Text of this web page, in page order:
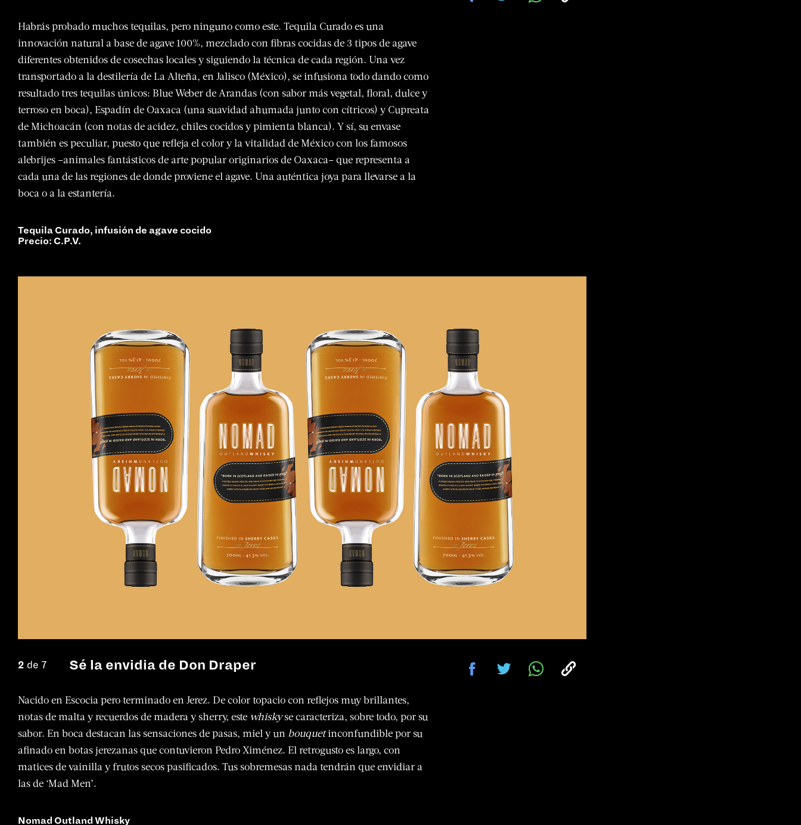
Habrás probado muchos tequilas, pero ninguno como este. Tequila Curado es una
innovación natural a base de agave 100%, mezclado con fibras cocidas de 3 tipos de agave
diferentes obtenidos de cosechas locales y siguiendo la técnica de cada región. Una vez
transportado a la destilería de La Alteña, en Jalisco (México), se infusiona todo dando como
resultado tres tequilas únicos: Blue Weber de Arandas (con sabor más vegetal, floral, dulce y
terroso en boca), Espadín de Oaxaca (una suavidad ahumada junto con cítricos) y Cupreata
de Michoacán (con notas de acidez, chiles cocidos y pimienta blanca). Y sí, su envase
también es peculiar, puesto que refleja el color y la vitalidad de México con los famosos
alebrijes –animales fantásticos de arte popular originarios de Oaxaca– que representa a
cada una de las regiones de donde proviene el agave. Una auténtica joya para llevarse a la
boca o a la estantería.
Tequila Curado, infusión de agave cocido
Precio: C.P.V.
2 de 7 Sé la envidia de Don Draper
Nacido en Escocia pero terminado en Jerez. De color topacio con reflejos muy brillantes,
notas de malta y recuerdos de madera y sherry, este whiskyse caracteriza, sobre todo, por su
sabor. En boca destacan las sensaciones de pasas, miel y un bouquetinconfundible por su
afinado en botas jerezanas que contuvieron Pedro Ximénez. El retrogusto es largo, con
matices de vainilla y frutos secos pasificados. Tus sobremesas nada tendrán que envidiar a
las de ‘Mad Men’.
Nomad Outland Whisky